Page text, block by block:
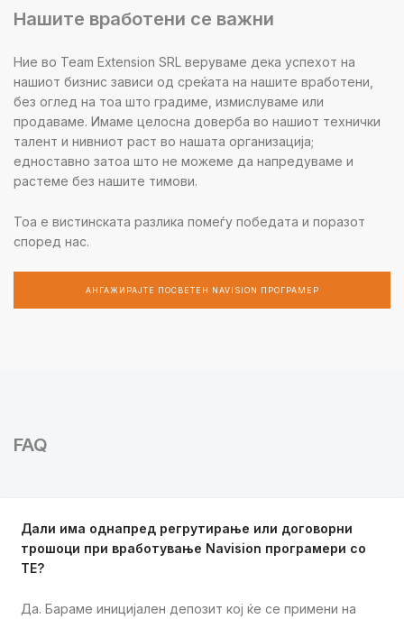
Нашите вработени се важни
Ние во Team Extension SRL веруваме дека успехот на
нашиот бизнис зависи од среќата на нашите вработени,
без оглед на тоа што градиме, измислуваме или
продаваме. Имаме целосна доверба во нашиот технички
талент и нивниот раст во нашата организација;
едноставно затоа што не можеме да напредуваме и
растеме без нашите тимови.
Тоа е вистинската разлика помеѓу победата и поразот
според нас.
АНГАЖИРАЈТЕ ПОСВЕТЕН NAVISION ПРОГРАМЕР
FAQ
Дали има однапред регрутирање или договорни
трошоци при вработување Navision програмери со
ТЕ?
Да. Бараме иницијален депозит кој ќе се примени на